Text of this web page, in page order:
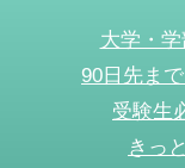
大学・
90日先ま
受験生
きっ